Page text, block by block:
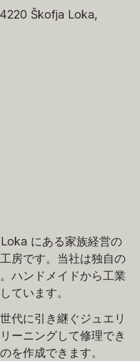
Škofja Loka,
にある家族経営の
房です。当社は独自の
ハンドメイドから工業
ています。
代に引き継ぐジュエリ
ーニングして修理でき
を作成できます。